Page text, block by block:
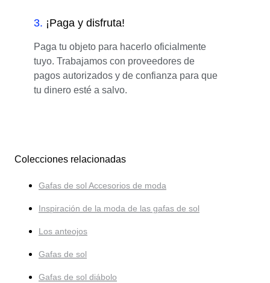
3. ¡Paga y disfruta!
Paga tu objeto para hacerlo oficialmente
tuyo. Trabajamos con proveedores de
pagos autorizados y de confianza para que
tu dinero esté a salvo.
Colecciones relacionadas
Gafas de sol Accesorios de moda
Inspiración de la moda de las gafas de sol
Los anteojos
Gafas de sol
Gafas de sol diábolo